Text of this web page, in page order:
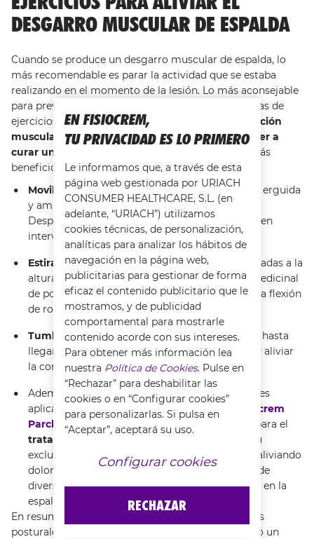
DESGARRO MUSCULAR DE ESPALDA
Cuando se produce un desgarro muscular de espalda, lo
más recomendable es parar la actividad que se estaba
realizando en el momento de la lesión. Lo más aconsejable
para prevenir estas situaciones es mediante técnicas de
ejercicios de estiramiento para
mejorar la contracción
muscular y la circulación así como como aprender a
curar un desgarro en la espalda
. Los ejercicios más
beneficiosos para aliviar el desgarro muscular son:
Movilizar el omóplato: manteniendo la espalda erguida
y ambos pies separados a la altura de la cadera.
Después puedes flexionar los codos y hombros en
intervalos de cinco minutos.
Estiramiento de espalda: con las piernas separadas a la
altura de los hombros y levantando un balón medicinal
de poco peso con ambas manos, seguido de una flexión
de rodillas.
Tumbado hacia arriba: flexionando las piernas hasta
llegar al pecho, ayuda a estirar la zona lumbar y aliviar
la contusión muscular de espalda.
Además de realizar todos estos ejercicios, puedes
aplicar en la zona del desgarro de espalda
Fisiocrem
Parche Active
, una solución efectiva indicada para el
tratamiento del dolor muscular y articular
. Su
exclusiva tecnología de microcorrientes actúa aliviando
dolores musculares, articulares y contracturas de
diversa naturaleza incluyendo el tirón muscular en la
espalda.
En resumen, algunas prácticas deportivas o hábitos
posturales perjudiciales pueden acabar provocando un
EN FISIOCREM,
TU PRIVACIDAD ES LO PRIMERO
Le informamos que, a través de esta
página web gestionada por URIACH
CONSUMER HEALTHCARE, S.L. (en
adelante, “URIACH”) utilizamos
cookies técnicas, de personalización,
analíticas para analizar los hábitos de
navegación en la página web,
publicitarias para gestionar de forma
eficaz el contenido publicitario que le
mostramos, y de publicidad
comportamental para mostrarle
contenido acorde con sus intereses.
Para obtener más información lea
nuestra Política de Cookies. Pulse en
“Rechazar” para deshabilitar las
cookies o en “Configurar cookies”
para personalizarlas. Si pulsa en
“Aceptar”, aceptará su uso.
Configurar cookies
RECHAZAR